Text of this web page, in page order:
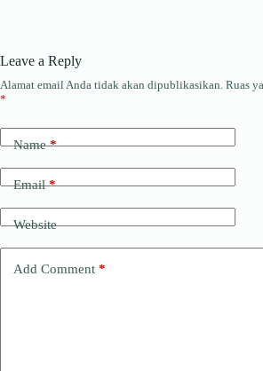
Leave a Reply
Alamat email Anda tidak akan dipublikasikan. Ruas
*
Name*
Email*
Website
Add Comment *